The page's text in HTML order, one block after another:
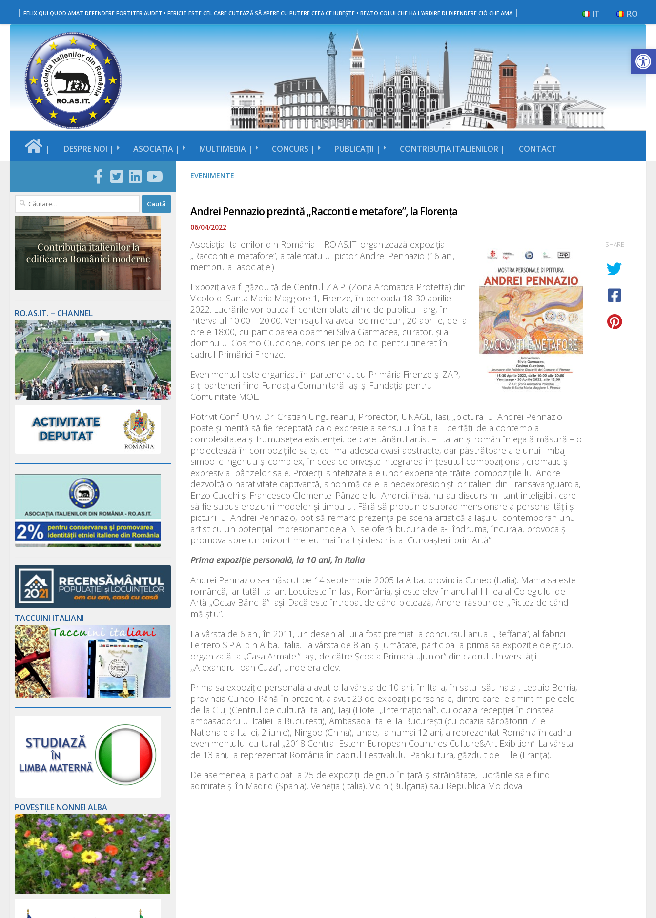
Skip to content
| FELIX QUI QUOD AMAT DEFENDERE FORTITER AUDET • FERICIT ESTE CEL CARE CUTEAZĂ SĂ APERE CU PUTERE CEEA CE IUBEȘTE • BEATO COLUI CHE HA L’ARDIRE DI DIFENDERE CIÒ CHE AMA | RO
IT
| DESPRE NOI | ASOCIAȚIA | MULTIMEDIA | CONCURS | PUBLICAȚII | CONTRIBUȚIA ITALIENILOR | CONTACT
EVENIMENTE
Andrei Pennazio prezintă „Racconti e metafore”, la Florența
06/04/2022
Asociația Italienilor din România – RO.AS.IT. organizează expoziția
„Racconti e metafore”, a talentatului pictor Andrei Pennazio (16 ani,
membru al asociației).
Expoziția va fi găzduită de Centrul Z.A.P. (Zona Aromatica Protetta) din
Vicolo di Santa Maria Maggiore 1, Firenze, în perioada 18-30 aprilie
2022. Lucrările vor putea fi contemplate zilnic de publicul larg, în
intervalul 10:00 – 20:00. Vernisajul va avea loc miercuri, 20 aprilie, de la
orele 18:00, cu participarea doamnei Silvia Garmacea, curator, și a
domnului Cosimo Guccione, consilier pe politici pentru tineret în
cadrul Primăriei Firenze.
Evenimentul este organizat în parteneriat cu Primăria Firenze și ZAP,
alți parteneri fiind Fundația Comunitară Iași și Fundația pentru
Comunitate MOL.
Potrivit Conf. Univ. Dr. Cristian Ungureanu, Prorector, UNAGE, Iasi, „pictura lui Andrei Pennazio
poate și merită să fie receptată ca o expresie a sensului înalt al libertății de a contempla
complexitatea și frumusețea existenței, pe care tânărul artist – italian și român în egală măsură – o
proiectează în compozițiile sale, cel mai adesea cvasi-abstracte, dar păstrătoare ale unui limbaj
simbolic ingenuu și complex, în ceea ce privește integrarea în țesutul compozițional, cromatic și
expresiv al pânzelor sale. Proiecții sintetizate ale unor experiențe trăite, compozițiile lui Andrei
dezvoltă o narativitate captivantă, sinonimă celei a neoexpresioniștilor italieni din Transavanguardia,
Enzo Cucchi și Francesco Clemente. Pânzele lui Andrei, însă, nu au discurs militant inteligibil, care
să fie supus eroziunii modelor și timpului. Fără să propun o supradimensionare a personalității și
picturii lui Andrei Pennazio, pot să remarc prezența pe scena artistică a Iașului contemporan unui
artist cu un potențial impresionant deja. Ni se oferă bucuria de a-l îndruma, încuraja, provoca și
promova spre un orizont mereu mai înalt și deschis al Cunoașterii prin Artă”.
Prima expoziție personală, la 10 ani, în Italia
Andrei Pennazio s-a născut pe 14 septembrie 2005 la Alba, provincia Cuneo (Italia). Mama sa este
româncă, iar tatăl italian. Locuieste în Iasi, România, și este elev în anul al III-lea al Colegiului de
Artă „Octav Băncilă” Iași. Dacă este întrebat de când pictează, Andrei răspunde: „Pictez de când
mă știu”.
La vârsta de 6 ani, în 2011, un desen al lui a fost premiat la concursul anual „Beffana”, al fabricii
Ferrero S.P.A. din Alba, Italia. La vârsta de 8 ani și jumătate, participa la prima sa expoziție de grup,
organizată la „Casa Armatei” Iași, de către Școala Primară ,,Junior” din cadrul Universității
,,Alexandru Ioan Cuza”, unde era elev.
Prima sa expoziție personală a avut-o la vârsta de 10 ani, în Italia, în satul său natal, Lequio Berria,
provincia Cuneo. Până în prezent, a avut 23 de expoziții personale, dintre care le amintim pe cele
de la Cluj (Centrul de cultură Italian), Iași (Hotel „Internațional”, cu ocazia recepției în cinstea
ambasadorului Italiei la Bucuresti), Ambasada Italiei la București (cu ocazia sărbătoririi Zilei
Nationale a Italiei, 2 iunie), Ningbo (China), unde, la numai 12 ani, a reprezentat România în cadrul
evenimentului cultural „2018 Central Estern European Countries Culture&Art Exibition”. La vârsta
de 13 ani, a reprezentat România în cadrul Festivalului Pankultura, găzduit de Lille (Franța).
De asemenea, a participat la 25 de expoziții de grup în țară și străinătate, lucrările sale fiind
admirate și în Madrid (Spania), Veneția (Italia), Vidin (Bulgaria) sau Republica Moldova.
SHARE
Caută
RO.AS.IT. – CHANNEL
TACCUINI ITALIANI
POVEȘTILE NONNEI ALBA